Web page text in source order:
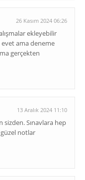
26 Kasım 2024 06:26
ekleyebilir
evet ama deneme
gerçekten
13 Aralık 2024 11:10
sizden. Sınavlara hep
güzel notlar